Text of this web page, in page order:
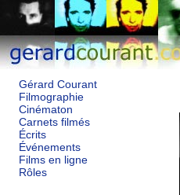
Gérard Courant
Filmographie
Cinématon
Carnets filmés
Écrits
Événements
Films en ligne
Rôles